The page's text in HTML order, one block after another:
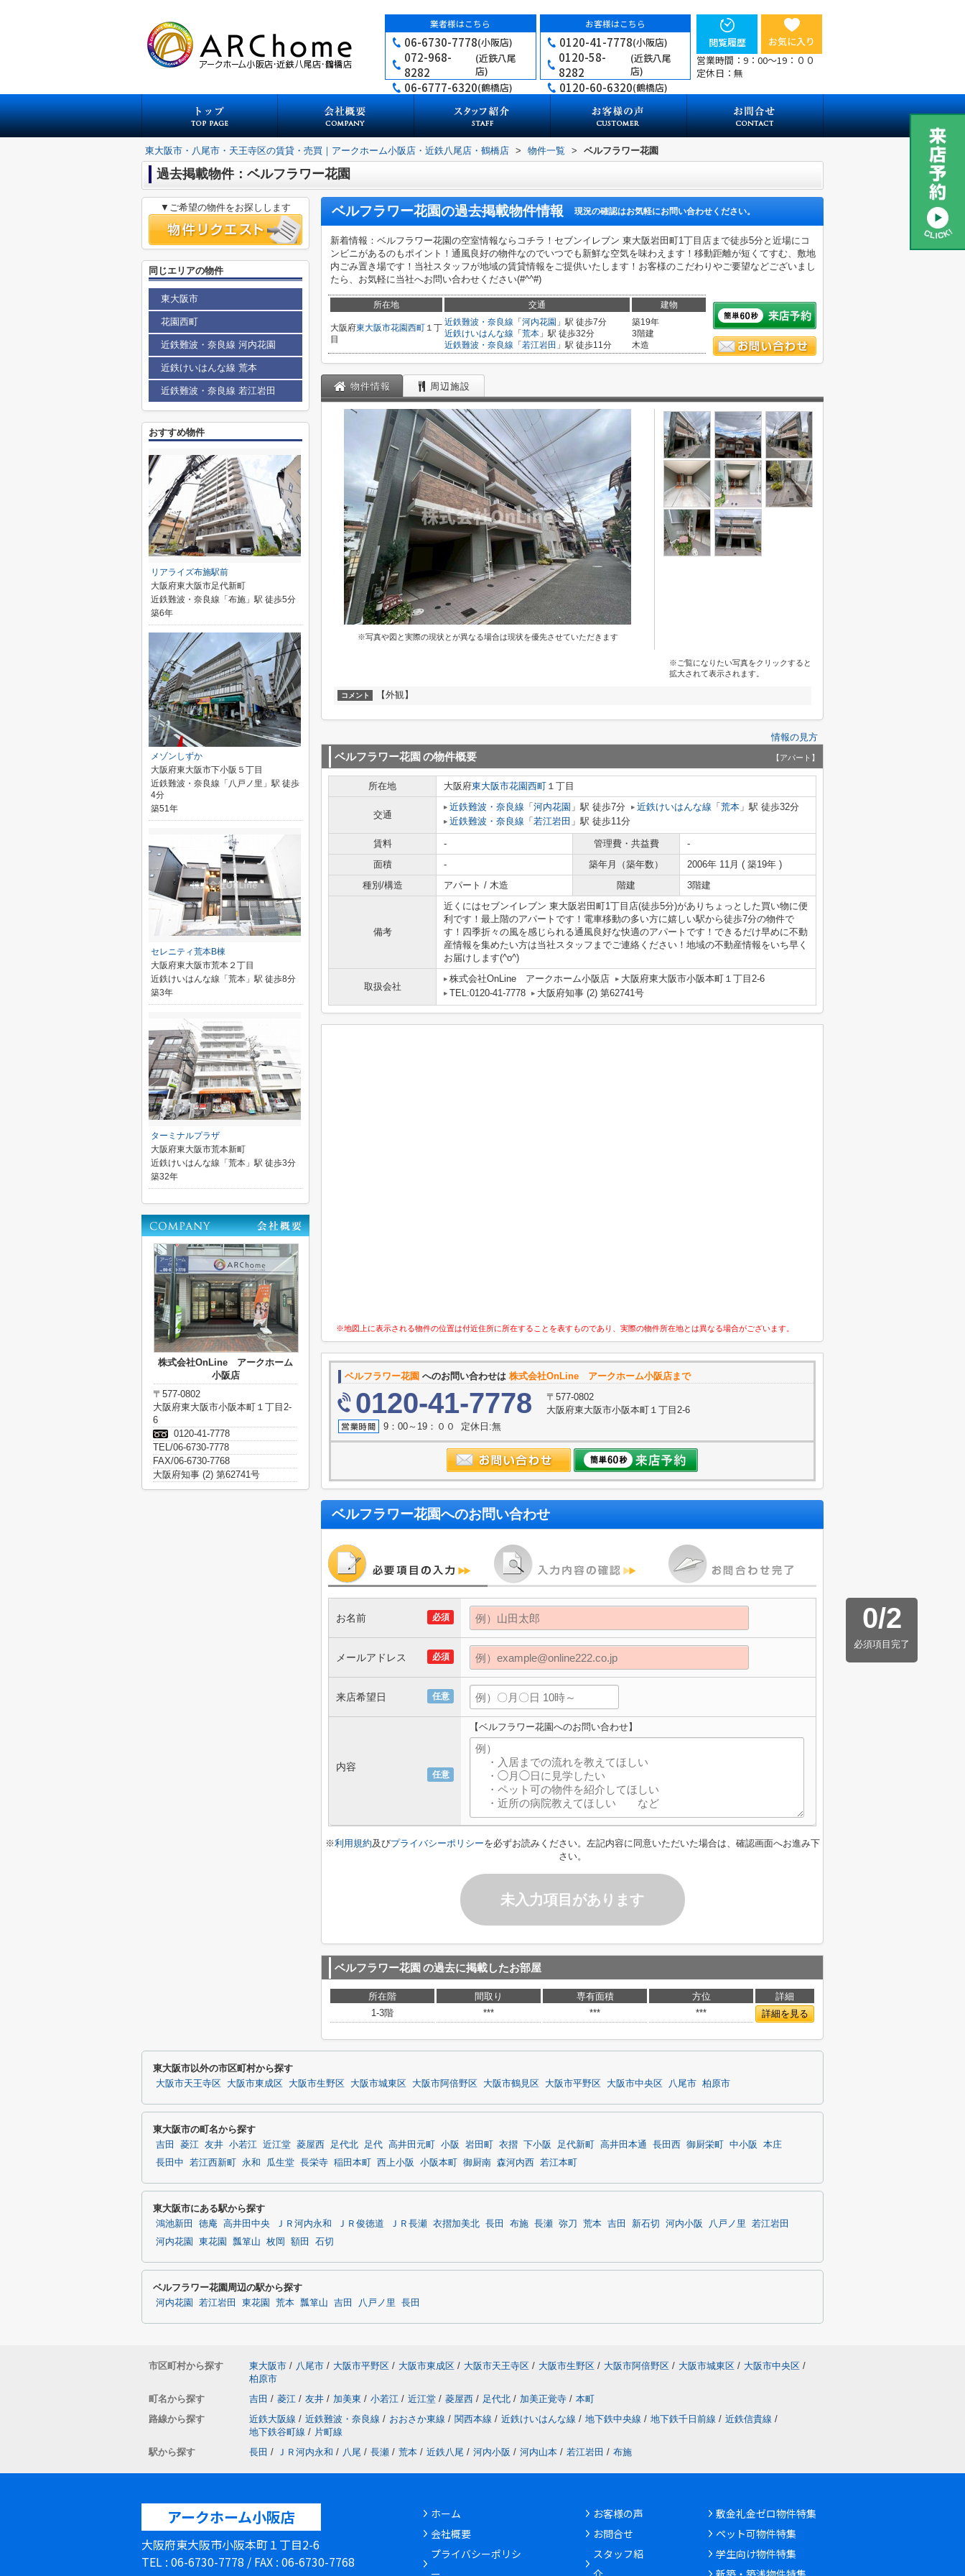
業者様はこちら
06-6730-7778(小阪店)
072-968-
8282
(近鉄八尾
店)
06-6777-6320(鶴橋店)
お客様はこちら
0120-41-7778(小阪店)
0120-58-
8282
(近鉄八尾
店)
0120-60-6320(鶴橋店)
閲覧履歴
お気に入り
営業時間：9：00～19：００
定休日：無
東大阪市・八尾市・天王寺区の賃貸・売買｜アークホーム小阪店・近鉄八尾店・鶴橋店 > 物件一覧 > ベルフラワー花園
過去掲載物件：ベルフラワー花園
ベルフラワー花園の過去掲載物件情報 現況の確認はお気軽にお問い合わせください。
新着情報：ベルフラワー花園の空室情報ならコチラ！セブンイレブン 東大阪岩田町1丁目店まで徒歩5分と近場にコ
ンビニがあるのもポイント！通風良好の物件なのでいつでも新鮮な空気を味わえます！移動距離が短くてすむ、敷地
内ごみ置き場です！当社スタッフが地域の賃貸情報をご提供いたします！お客様のこだわりやご要望などございまし
たら、お気軽に当社へお問い合わせください(#^^#)
所在地 交通 建物
大阪府東大阪市花園西町 １丁
目
近鉄難波・奈良線 「 河内花園 」駅 徒歩7分
近鉄けいはんな線 「 荒本 」駅 徒歩32分
近鉄難波・奈良線 「 若江岩田 」駅 徒歩11分
築19年
3階建
木造
物件情報 周辺施設
※写真や図と実際の現状とが異なる場合は現状を優先させていただきます
※ご覧になりたい写真をクリックすると
拡大されて表示されます。
コメント 【外観】
情報の見方
ベルフラワー花園 の物件概要 【アパート】
所在地 大阪府東大阪市花園西町 １丁目
交通
近鉄難波・奈良線 「 河内花園 」駅 徒歩7分 近鉄けいはんな線 「 荒本 」駅 徒歩32分
近鉄難波・奈良線 「 若江岩田 」駅 徒歩11分
賃料 - 管理費・共益費
-
面積
- 築年月（築年数）
2006年 11月 ( 築19年 )
種別/構造
アパート / 木造 階建 3階建
備考
近くにはセブンイレブン 東大阪岩田町1丁目店(徒歩5分)がありちょっとした買い物に便
利です！最上階のアパートです！電車移動の多い方に嬉しい駅から徒歩7分の物件で
す！四季折々の風を感じられる通風良好な快適のアパートです！できるだけ早めに不動
産情報を集めたい方は当社スタッフまでご連絡ください！地域の不動産情報をいち早く
お届けします(^o^)
取扱会社
株式会社OnLine アークホーム小阪店
大阪府東大阪市小阪本町１丁目2-6
TEL:0120-41-7778
大阪府知事 (2) 第62741号
※地図上に表示される物件の位置は付近住所に所在することを表すものであり、実際の物件所在地とは異なる場合がございます。
ベルフラワー花園 へのお問い合わせは 株式会社OnLine アークホーム小阪店まで
0120-41-7778
〒577-0802
大阪府東大阪市小阪本町１丁目2-6
9：00～19：００ 定休日:無
ベルフラワー花園へのお問い合わせ
0/2
必須項目完了
必須
お名前
必須
メールアドレス
任意
来店希望日
任意
内容
【ベルフラワー花園へのお問い合わせ】
※利用規約及びプライバシーポリシーを必ずお読みください。左記内容に同意いただいた場合は、確認画面へお進み下
さい。
未入力項目があります
ベルフラワー花園 の過去に掲載したお部屋
所在階 間取り 専有面積 方位
詳細
1-3階
*** *** *** 詳細を見る
▼ご希望の物件をお探しします
同じエリアの物件
東大阪市
花園西町
近鉄難波・奈良線 河内花園
近鉄けいはんな線 荒本
近鉄難波・奈良線 若江岩田
おすすめ物件
リアライズ布施駅前
大阪府東大阪市足代新町
近鉄難波・奈良線「布施」駅 徒歩5分
築6年
メゾンしずか
大阪府東大阪市下小阪５丁目
近鉄難波・奈良線「八戸ノ里」駅 徒歩
4分
築51年
セレニティ荒本B棟
大阪府東大阪市荒本２丁目
近鉄けいはんな線「荒本」駅 徒歩8分
築3年
ターミナルプラザ
大阪府東大阪市荒本新町
近鉄けいはんな線「荒本」駅 徒歩3分
築32年
株式会社OnLine アークホーム
小阪店
〒577-0802
大阪府東大阪市小阪本町１丁目2-
6
0120-41-7778
TEL/06-6730-7778
FAX/06-6730-7768
大阪府知事 (2) 第62741号
東大阪市以外の市区町村から探す
大阪市天王寺区 大阪市東成区 大阪市生野区 大阪市城東区 大阪市阿倍野区 大阪市鶴見区 大阪市平野区 大阪市中央区 八尾市 柏原市
東大阪市の町名から探す
吉田 菱江 友井 小若江 近江堂 菱屋西 足代北 足代 高井田元町 小阪 岩田町 衣摺 下小阪 足代新町 高井田本通 長田西 御厨栄町 中小阪
本庄
長田中
若江西新町 永和 瓜生堂 長栄寺 稲田本町 西上小阪 小阪本町 御厨南 森河内西 若江本町
東大阪市にある駅から探す
鴻池新田 徳庵 高井田中央 ＪＲ河内永和 ＪＲ俊徳道 ＪＲ長瀬 衣摺加美北 長田 布施 長瀬 弥刀 荒本 吉田 新石切 河内小阪 八戸ノ里
若江岩田
河内花園
東花園 瓢箪山 枚岡 額田 石切
ベルフラワー花園周辺の駅から探す
河内花園 若江岩田 東花園 荒本 瓢箪山 吉田 八戸ノ里 長田
市区町村から探す 東大阪市 / 八尾市 / 大阪市平野区 / 大阪市東成区 / 大阪市天王寺区 / 大阪市生野区 / 大阪市阿倍野区 / 大阪市城東区 / 大阪市中央区 /
柏原市
町名から探す
吉田 / 菱江 / 友井 / 加美東 / 小若江 / 近江堂 / 菱屋西 / 足代北 / 加美正覚寺 / 本町
路線から探す
近鉄大阪線 / 近鉄難波・奈良線 / おおさか東線 / 関西本線 / 近鉄けいはんな線 / 地下鉄中央線 / 地下鉄千日前線 / 近鉄信貴線 /
地下鉄谷町線 / 片町線
駅から探す
長田 / ＪＲ河内永和 / 八尾 / 長瀬 / 荒本 / 近鉄八尾 / 河内小阪 / 河内山本 / 若江岩田 / 布施
アークホーム小阪店
大阪府東大阪市小阪本町１丁目2-6
TEL : 06-6730-7778 / FAX : 06-6730-7768
ホーム
会社概要
プライバシーポリシ
お客様の声
お問合せ
スタッフ紹
敷金礼金ゼロ物件特集
ペット可物件特集
学生向け物件特集